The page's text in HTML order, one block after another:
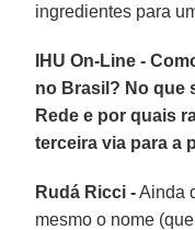
ingredientes para
IHU On-Line -
no Brasil? No que
Rede e por quais
terceira via para a
Rudá Ricci -Ainda
mesmo o nome